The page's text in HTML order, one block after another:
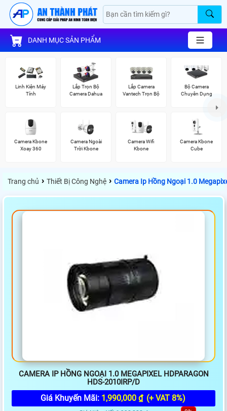
DANH MỤC SẢN PHẨM
Linh Kiện Máy
Tính
Lắp Trọn Bộ
Camera Dahua
Lắp Camera
Vantech Trọn Bộ
Bộ Camera
Chuyên Dụng
Camera Kbone
Xoay 360
Camera Ngoài
Trời Kbone
Camera Wifi
Kbone
Camera Kbone
Cube
Trang chủ › Thiết Bị Công Nghệ › Camera Ip Hồng Ngoại 1.0
CAMERA IP HỒNG NGOẠI 1.0 MEGAPIXEL HDPARAGON
HDS-2010IRP/D
Giá Khuyến Mãi: 1,990,000 ₫ (+ VAT 8%)